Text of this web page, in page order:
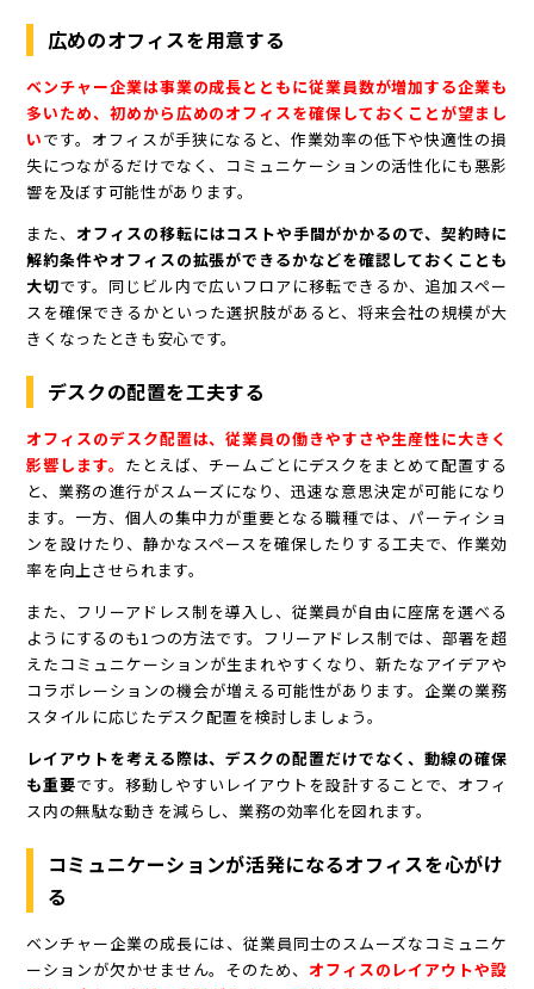
広めのオフィスを用意する
ベンチャー企業は事業の成長とともに従業員数が増加する企業も
多いため、初めから広めのオフィスを確保しておくことが望まし
いです。オフィスが手狭になると、作業効率の低下や快適性の損
失につながるだけでなく、コミュニケーションの活性化にも悪影
響を及ぼす可能性があります。
また、 オフィスの移転にはコストや手間がかかるので、契約時に
解約条件やオフィスの拡張ができるかなどを確認しておくことも
大切です。同じビル内で広いフロアに移転できるか、追加スペー
スを確保できるかといった選択肢があると、将来会社の規模が大
きくなったときも安心です。
デスクの配置を工夫する
オフィスのデスク配置は、従業員の働きやすさや生産性に大きく
影響します。 たとえば、チームごとにデスクをまとめて配置する
と、業務の進行がスムーズになり、迅速な意思決定が可能になり
ます。一方、個人の集中力が重要となる職種では、パーティショ
ンを設けたり、静かなスペースを確保したりする工夫で、作業効
率を向上させられます。
また、フリーアドレス制を導入し、従業員が自由に座席を選べる
ようにするのも1つの方法です。フリーアドレス制では、部署を超
えたコミュニケーションが生まれやすくなり、新たなアイデアや
コラボレーションの機会が増える可能性があります。企業の業務
スタイルに応じたデスク配置を検討しましょう。
レイアウトを考える際は、デスクの配置だけでなく、動線の確保
も重要です。移動しやすいレイアウトを設計することで、オフィ
ス内の無駄な動きを減らし、業務の効率化を図れます。
コミュニケーションが活発になるオフィスを心がけ
る
ベンチャー企業の成長には、従業員同士のスムーズなコミュニケ
ーションが欠かせません。そのため、 オフィスのレイアウトや設